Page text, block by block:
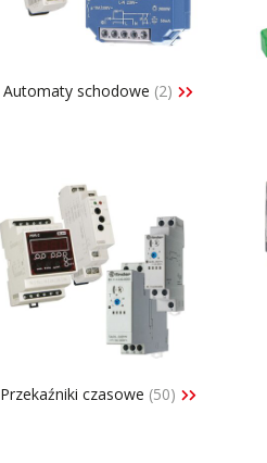
Automatyka budynkowa i osprzęt
Automaty schodowe (2)
Przekaźniki czasowe (50)